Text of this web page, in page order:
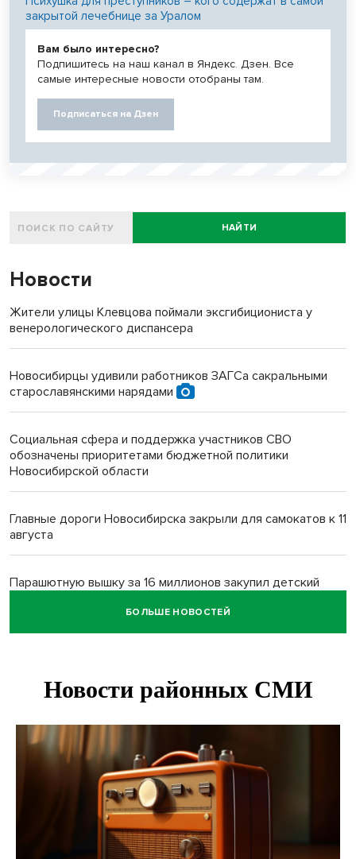
закрытой лечебнице за Уралом
Вам было интересно?
Подпишитесь на наш канал в Яндекс. Дзен. Все
самые интересные новости отобраны там.
Подписаться на Дзен
НАЙТИ
Новости
Жители улицы Клевцова поймали эксгибициониста у
венерологического диспансера
Новосибирцы удивили работников ЗАГСа сакральными
старославянскими нарядами
Социальная сфера и поддержка участников СВО
обозначены приоритетами бюджетной политики
Новосибирской области
Главные дороги Новосибирска закрыли для самокатов к 11
августа
Парашютную вышку за 16 миллионов закупил детский
БОЛЬШЕ НОВОСТЕЙ